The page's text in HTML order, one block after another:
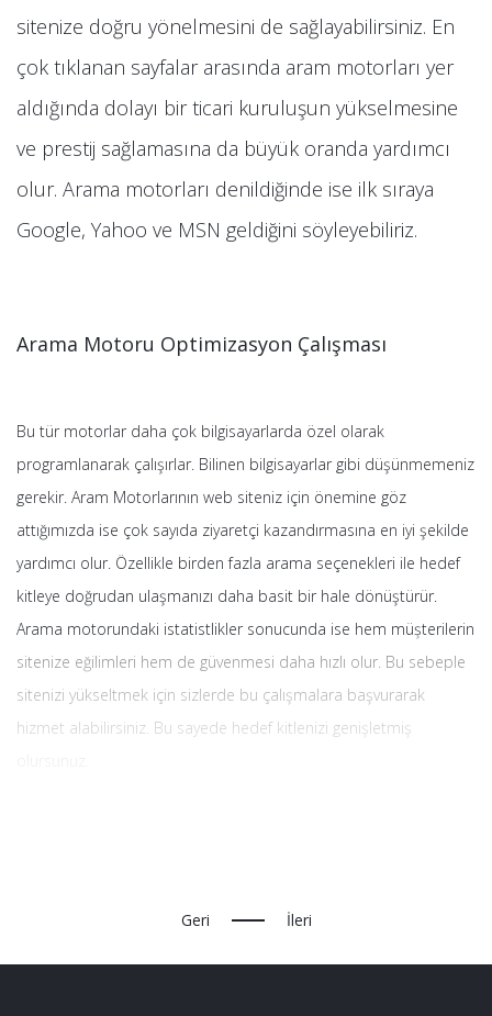
sitenize doğru yönelmesini de sağlayabilirsiniz. En
çok tıklanan sayfalar arasında aram motorları yer
aldığında dolayı bir ticari kuruluşun yükselmesine
ve prestij sağlamasına da büyük oranda yardımcı
olur. Arama motorları denildiğinde ise ilk sıraya
Google, Yahoo ve MSN geldiğini söyleyebiliriz.
Arama Motoru Optimizasyon Çalışması
Bu tür motorlar daha çok bilgisayarlarda özel olarak
programlanarak çalışırlar. Bilinen bilgisayarlar gibi düşünmemeniz
gerekir. Aram Motorlarının web siteniz için önemine göz
attığımızda ise çok sayıda ziyaretçi kazandırmasına en iyi şekilde
yardımcı olur. Özellikle birden fazla arama seçenekleri ile hedef
kitleye doğrudan ulaşmanızı daha basit bir hale dönüştürür.
Arama motorundaki istatistlikler sonucunda ise hem müşterilerin
sitenize eğilimleri hem de güvenmesi daha hızlı olur. Bu sebeple
sitenizi yükseltmek için sizlerde bu çalışmalara başvurarak
hizmet alabilirsiniz. Bu sayede hedef kitlenizi genişletmiş
Geri İleri